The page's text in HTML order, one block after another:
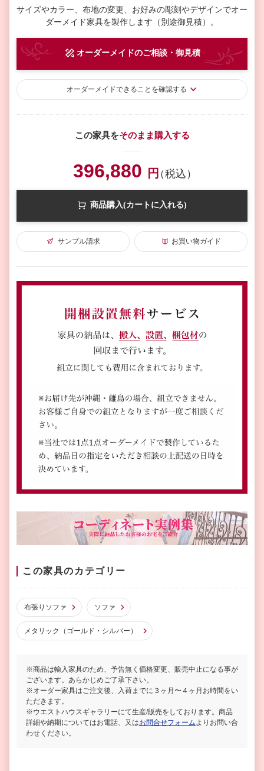
サイズやカラー、布地の変更、お好みの彫刻やデザインでオー
ダーメイド家具を製作します（別途御見積）。
オーダーメイドのご相談・御見積
オーダーメイドできることを確認する
この家具をそのまま購入する
396,880 円（税込）
商品購入(カートに入れる)
サンプル請求 お買い物ガイド
この家具のカテゴリー
布張りソファ ソファ
メタリック（ゴールド・シルバー）
※商品は輸入家具のため、予告無く価格変更、販売中止になる事が
ございます。あらかじめご了承下さい。
※オーダー家具はご注文後、入荷までに３ヶ月〜４ヶ月お時間をい
ただきます。
※ウエストハウスギャラリーにて生産/販売をしております。商品
詳細や納期についてはお電話、又はお問合せフォーム よりお問い合
わせください。